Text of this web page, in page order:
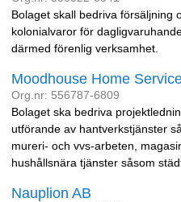
Bolaget skall bedriva försäljning
kolonialvaror för
därmed förenlig verksamhet.
Moodhouse Home
Org.nr: 556787-6809
Bolaget ska bedriva
utförande av hantverkstjänster
mureri- och vvs-arbeten,
hushållsnära tjänster såsom
Nauplion AB